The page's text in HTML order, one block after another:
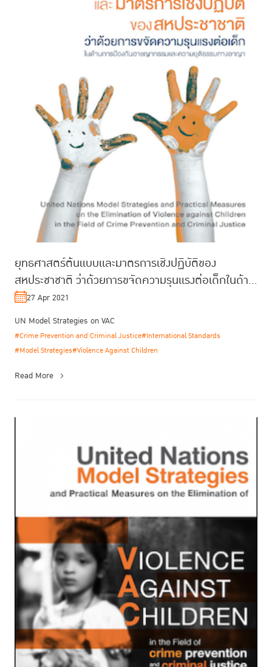
ยุทธศาสตร์ต้นแบบและมาตรการเชิงปฏิบัติของ
สหประชาชาติ ว่าด้วยการขจัดความรุนแรงต่อเด็กในด้าน
การป้องกันอาชญากรรมและความยุติธ...
27 Apr 2021
UN Model Strategies on VAC
#Crime Prevention and Criminal Justice#International Standards
#Model Strategies#Violence Against Children
Read More